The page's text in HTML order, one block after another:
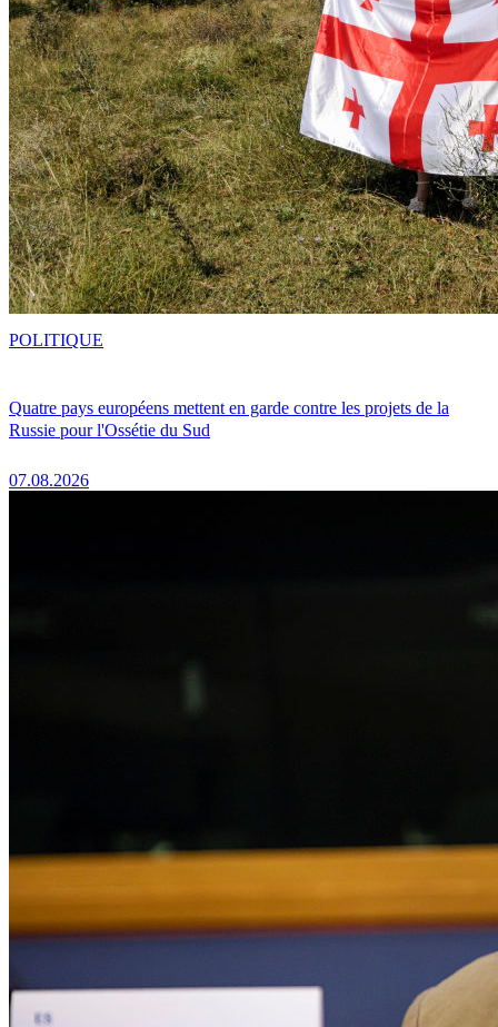
Quatre pays européens mettent en garde contre les projets de la
Russie pour l'Ossétie du Sud
07.08.2026
POLITIQUE